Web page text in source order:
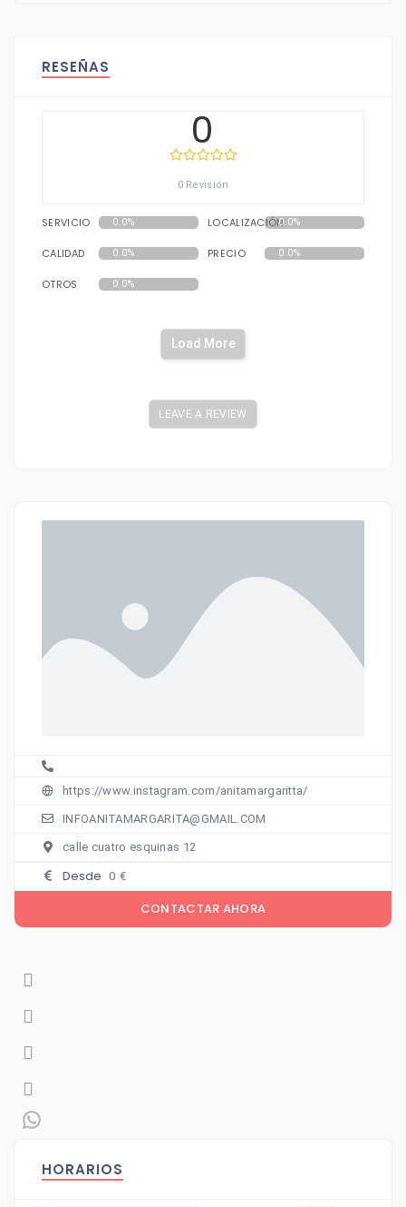
RESEÑAS
0
0 Revisión
SERVICIO 0.0% LOCALIZACIÓN0.0%
CALIDAD 0.0% PRECIO 0.0%
OTROS 0.0%
Load More
LEAVE A REVIEW
https://www.instagram.com/anitamargaritta/
INFOANITAMARGARITA@GMAIL.COM
calle cuatro esquinas 12
Desde 0 €
HORARIOS